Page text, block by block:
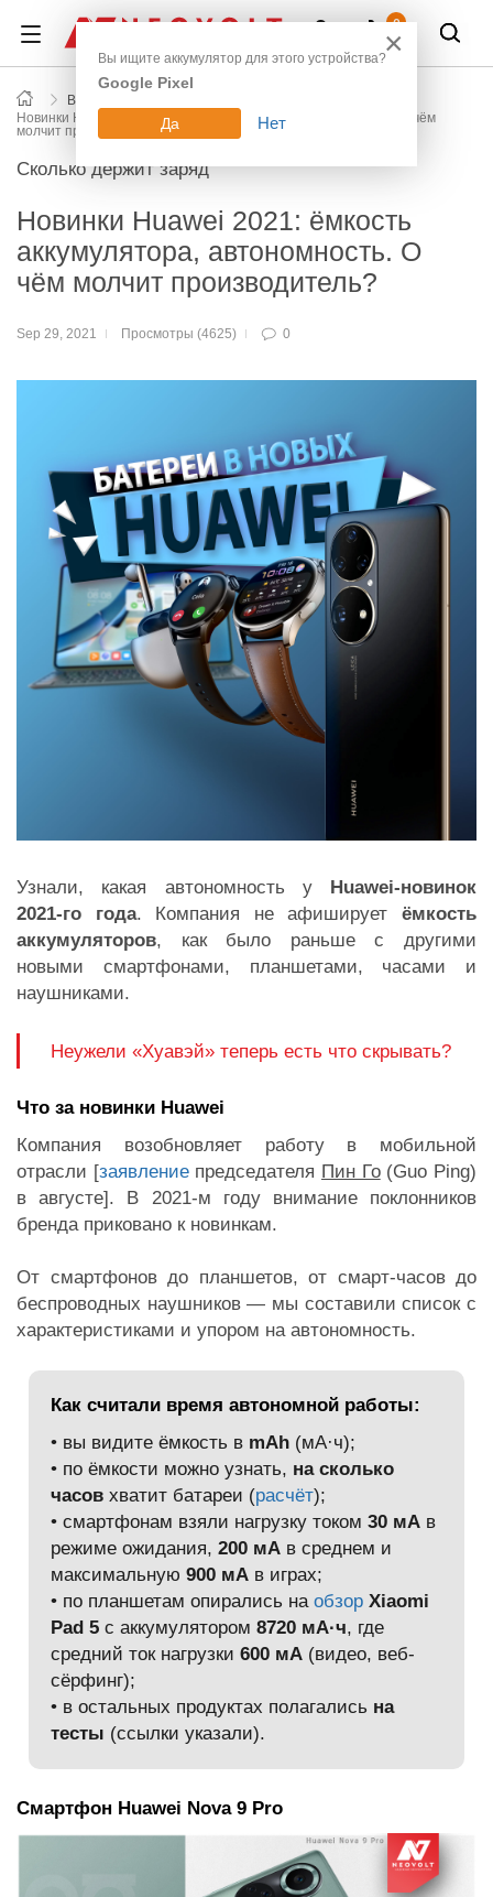
0
Все новости блога
Новинки Huawei 2021: ёмкость аккумулятора, автономность. О чём
молчит производитель?
Сколько держит заряд
Новинки Huawei 2021: ёмкость
аккумулятора, автономность. О
чём молчит производитель?
Sep 29, 2021 Просмотры (4625) 0
Узнали, какая автономность у Huawei-новинок
2021-го года. Компания не афишируетёмкость
аккумуляторов, как было раньше с другими
новыми смартфонами, планшетами, часами и
наушниками.
Неужели «Хуавэй» теперь есть что скрывать?
Что за новинки Huawei
Компания возобновляет работу в мобильной
отрасли [заявлениепредседателя Пин Го(Guo Ping)
в августе]. В 2021-м году внимание поклонников
бренда приковано к новинкам.
От смартфонов до планшетов, от смарт-часов до
беспроводных наушников — мы составили список с
характеристиками и упором на автономность.
Как считали время автономной работы:
• вы видите ёмкость в mAh (мА·ч);
• по ёмкости можно узнать, на сколько
часов хватит батареи (расчёт);
• смартфонам взяли нагрузку током30 мА в
режиме ожидания,200 мА в среднем и
максимальную900 мА в играх;
• по планшетам опирались наобзор Xiaomi
Pad 5 с аккумулятором8720 мА·ч, где
средний ток нагрузки600 мА (видео, веб-
сёрфинг);
• в остальных продуктах полагались на
тесты (ссылки указали).
Смартфон Huawei Nova 9 Pro
×
Вы ищите аккумулятор для этого устройства?
Google Pixel
Да Нет